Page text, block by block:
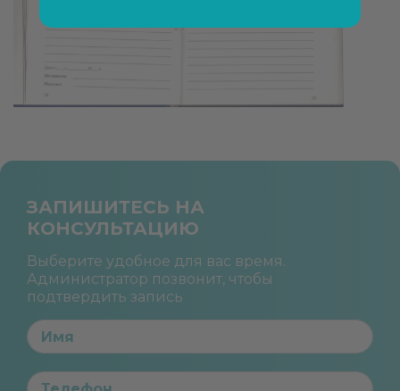
ЗАПИШИТЕСЬ НА
КОНСУЛЬТАЦИЮ
Выберите удобное для вас время.
Администратор позвонит, чтобы
подтвердить запись